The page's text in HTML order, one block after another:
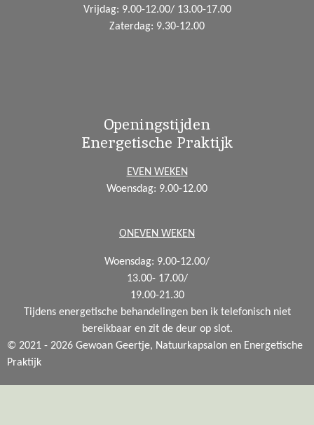
Vrijdag: 9.00-12.00/ 13.00-17.00
Zaterdag: 9.30-12.00
Openingstijden
Energetische Praktijk
EVEN WEKEN
Woensdag: 9.00-12.00
ONEVEN WEKEN
Woensdag: 9.00-12.00/
13.00- 17.00/
19.00-21.30
Tijdens energetische behandelingen ben ik telefonisch niet
bereikbaar en zit de deur op slot.
© 2021 - 2026 Gewoan Geertje, Natuurkapsalon en Energetische
Praktijk